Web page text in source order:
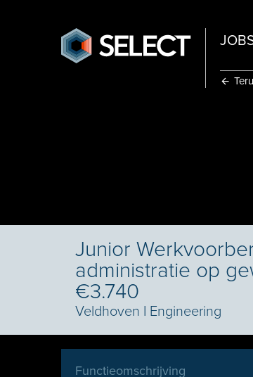
Junior
administratie op
€3.740
Veldhoven I Engineering
Functieomschrijving